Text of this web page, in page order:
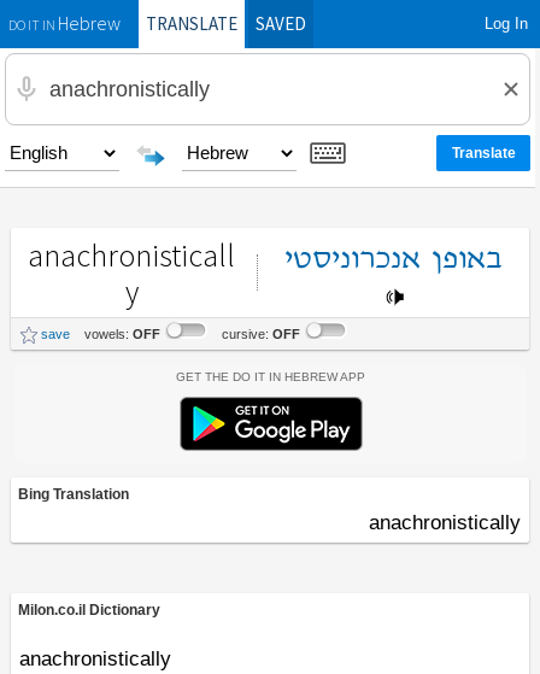
DO IT INHebrewTRANSLATE SAVED Log In
anachronisticall
y
באופן אנכרוניסטי
save vowels: OFF cursive: OFF
Get the Do It In Hebrew App
Bing Translation
anachronistically
Milon.co.il Dictionary
anachronistically